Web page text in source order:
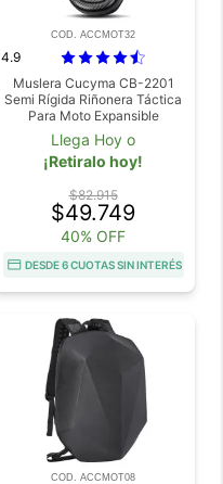
COD. ACCMOT32
4.9
Muslera Cucyma CB-2201
Semi Rígida Riñonera Táctica
Para Moto Expansible
Llega Hoy o
¡Retiralo hoy!
$82.915
$49.749
40% OFF
DESDE 6 CUOTAS SIN INTERÉS
COD. ACCMOT08